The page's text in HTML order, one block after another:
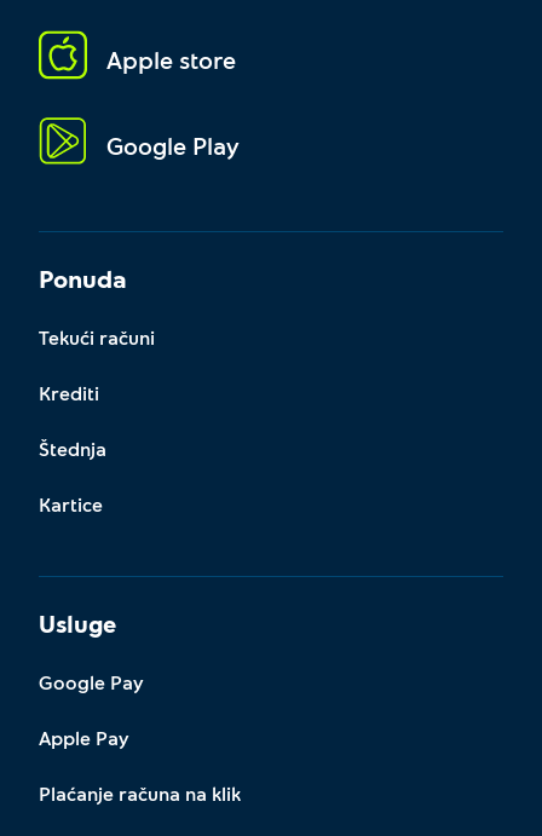
Apple store
Google Play
Ponuda
Tekući računi
Krediti
Štednja
Kartice
Usluge
Google Pay
Apple Pay
Plaćanje računa na klik